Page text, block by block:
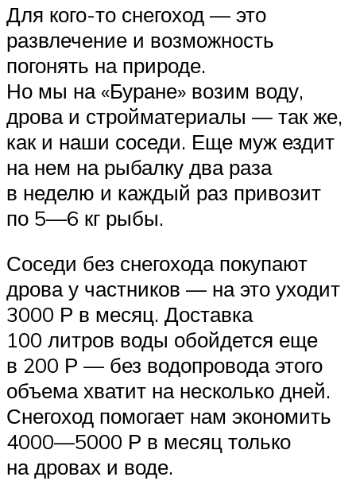
Для кого-то снегоход — это
развлечение и возможность
погонять на природе.
Но мы на «Буране» возим воду,
дрова и стройматериалы — так же,
как и наши соседи. Еще муж ездит
на нем на рыбалку два раза
в неделю и каждый раз привозит
по 5—6 кг рыбы.
Соседи без снегохода покупают
дрова у частников — на это уходит
3000 Р в месяц. Доставка
100 литров воды обойдется еще
в 200 Р — без водопровода этого
объема хватит на несколько дней.
Снегоход помогает нам экономить
4000—5000 Р в месяц только
на дровах и воде.